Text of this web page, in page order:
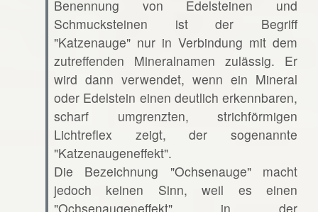
Benennung von Edelsteinen und
Schmucksteinen ist der Begriff
"Katzenauge" nur in Verbindung mit dem
zutreffenden Mineralnamen zulässig. Er
wird dann verwendet, wenn ein Mineral
oder Edelstein einen deutlich erkennbaren,
scharf umgrenzten, strichförmigen
Lichtreflex zeigt, der sogenannte
"Katzenaugeneffekt".
Die Bezeichnung "Ochsenauge" macht
jedoch keinen Sinn, weil es einen
"Ochsenaugeneffekt" in der